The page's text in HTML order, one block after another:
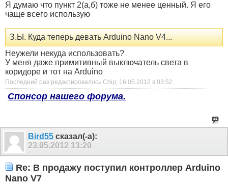
Я думаю что пункт 2(а,б) тоже не менее ценный. Я его
чаще всего использую
З.Ы. Куда теперь девать Arduino Nano V4...
Неужели некуда использовать?
У меня даже примитивный выключатель света в
коридоре и тот на Arduino
Последний раз редактировалось Chip; 16.05.2012 в 03:52
Спонсор нашего форума.
Bird55 сказал(-а):
23.05.2012 13:20
Re: В продажу поступил контроллер Arduino
Nano V7